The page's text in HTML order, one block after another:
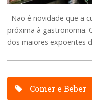
Não é novidade que a
próxima à gastronomia.
dos maiores expoentes
Comer e Beber